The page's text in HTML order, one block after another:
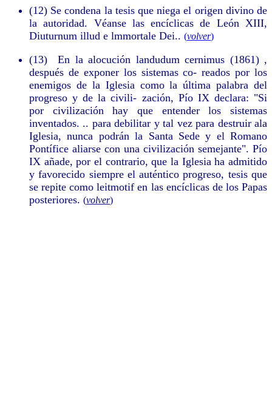
(12) Se condena la tesis que niega el origen divino de
la autoridad. Véanse las encíclicas de León XIII,
Diuturnum illud e lmmortale Dei.. (volver)
(13)
En la alocución landudum cernimus (1861) ,
después de exponer los sistemas co- reados por los
enemigos de la Iglesia como la última palabra del
progreso y de la civili- zación, Pío IX declara: "Si
por civilización hay que entender los sistemas
inventados. .. para debilitar y tal vez para destruir ala
Iglesia, nunca podrán la Santa Sede y el Romano
Pontífice aliarse con una civilización semejante". Pío
IX añade, por el contrario, que la Iglesia ha admitido
y favorecido siempre el auténtico progreso, tesis que
se repite como leitmotif en las encíclicas de los Papas
posteriores. (volver)